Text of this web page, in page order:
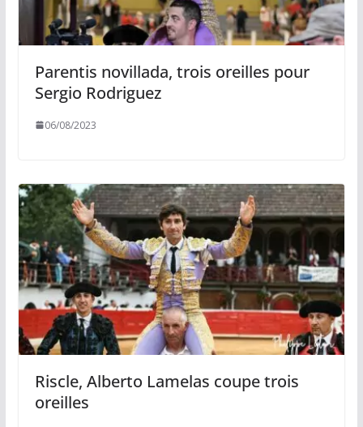
Parentis novillada, trois oreilles pour
Sergio Rodriguez
06/08/2023
Riscle, Alberto Lamelas coupe trois
oreilles